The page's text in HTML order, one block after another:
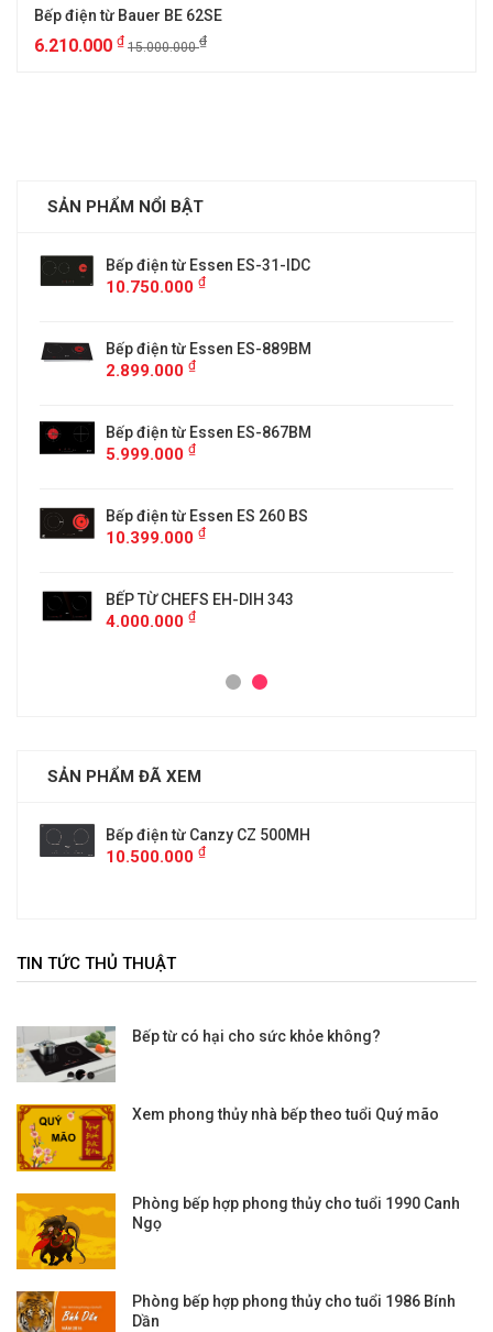
Bếp điện từ Bauer BE 62SE
6.210.000 ₫ 15.000.000₫
SẢN PHẨM NỔI BẬT
Bếp điện từ Essen ES-31-IDC
10.750.000 ₫
Bếp điện từ Essen ES-889BM
2.899.000 ₫
Bếp điện từ Essen ES-867BM
5.999.000 ₫
Bếp điện từ Essen ES 260 BS
10.399.000 ₫
BẾP TỪ CHEFS EH-DIH 343
4.000.000 ₫
SẢN PHẨM ĐÃ XEM
Bếp điện từ Canzy CZ 500MH
10.500.000 ₫
TIN TỨC THỦ THUẬT
Bếp từ có hại cho sức khỏe không?
Xem phong thủy nhà bếp theo tuổi Quý mão
Phòng bếp hợp phong thủy cho tuổi 1990 Canh
Ngọ
Phòng bếp hợp phong thủy cho tuổi 1986 Bính
Dần